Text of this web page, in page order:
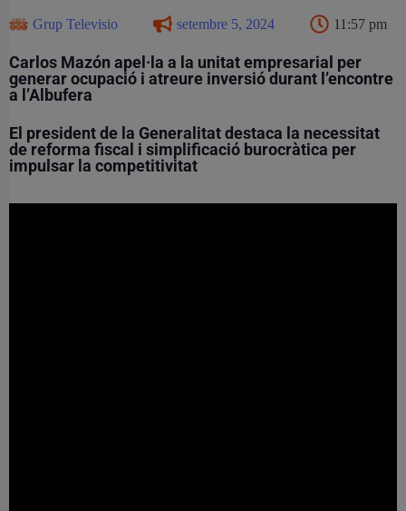
Grup Televisio setembre 5, 2024 11:57 pm
Carlos Mazón apel·la a la unitat empresarial per
generar ocupació i atreure inversió durant l’encontre
a l’Albufera
El president de la Generalitat destaca la necessitat
de reforma fiscal i simplificació burocràtica per
impulsar la competitivitat